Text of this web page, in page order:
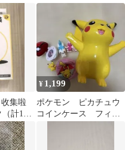
收集啦
（計15
ット
¥ 1,199
ポケモン ピカチュウ
コインケース フィギ